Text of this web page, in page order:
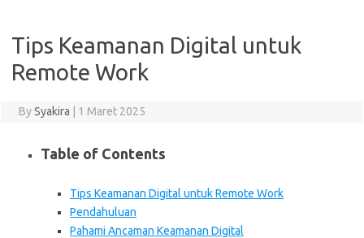
Tips Keamanan Digital untuk
Remote Work
BySyakira 1 Maret 2025
Table of Contents
Tips Keamanan Digital untuk Remote Work
Pendahuluan
Pahami Ancaman Keamanan Digital